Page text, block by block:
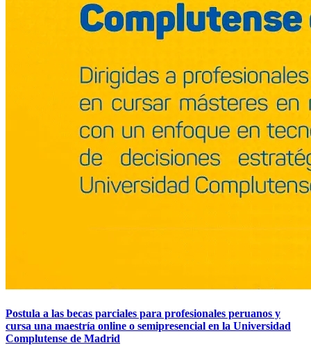
Postula a las becas parciales para profesionales peruanos y
cursa una maestría online o semipresencial en la Universidad
Complutense de Madrid